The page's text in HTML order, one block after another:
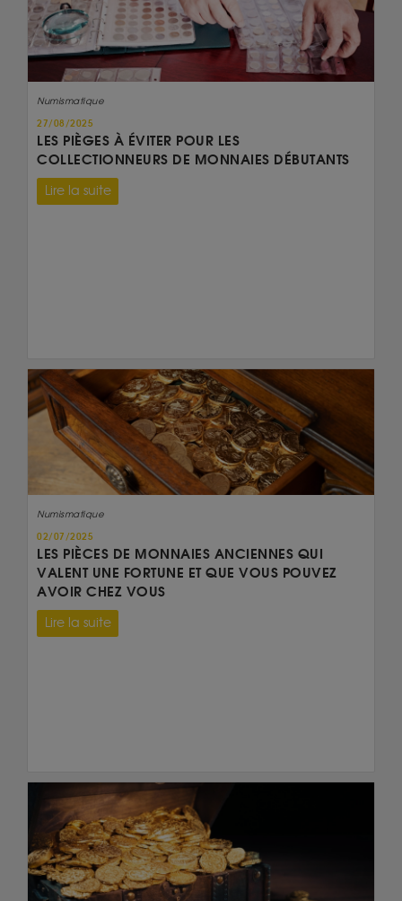
Numismatique
27/08/2025
LES PIÈGES À ÉVITER POUR LES
COLLECTIONNEURS DE MONNAIES DÉBUTANTS
Lire la suite
Numismatique
02/07/2025
LES PIÈCES DE MONNAIES ANCIENNES QUI
VALENT UNE FORTUNE ET QUE VOUS POUVEZ
AVOIR CHEZ VOUS
Lire la suite